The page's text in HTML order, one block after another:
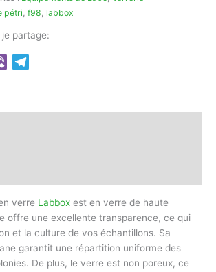
pétri f98 labbox
partage:
Viber
verre Labbox est en verre de haute
offre une excellente transparence, ce qui
et la culture de vos échantillons. Sa
garantit une répartition uniforme des
De plus, le verre est non poreux, ce